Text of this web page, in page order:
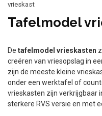
vrieskast
Tafelmodel
De tafelmodel vrieskasten
creëren van vriesopslag in
zijn de meeste kleine
onder een werktafel of
vrieskasten zijn verkrijgbaar
sterkere RVS versie en met